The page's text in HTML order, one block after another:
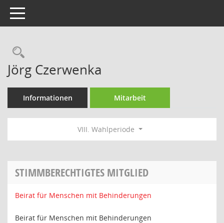
Toggle navigation
Rechercheauswahl
Jörg Czerwenka
Informationen Mitarbeit
VIII. Wahlperiode
STIMMBERECHTIGTES MITGLIED
Beirat für Menschen mit Behinderungen
Beirat für Menschen mit Behinderungen